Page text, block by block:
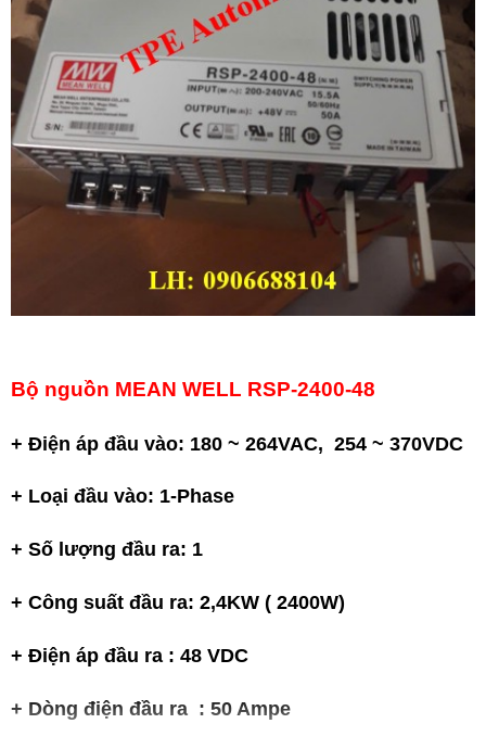
Bộ nguồn MEAN WELL RSP-2400-48
+ Điện áp đầu vào: 180 ~ 264VAC, 254 ~ 370VDC
+ Loại đầu vào: 1-Phase
+ Số lượng đầu ra: 1
+ Công suất đầu ra: 2,4KW ( 2400W)
+ Điện áp đầu ra : 48 VDC
+ Dòng điện đầu ra : 50 Ampe